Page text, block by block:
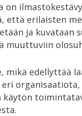
että erilaisten
ja kuvataan
muuttuviin
mikä edellyttää